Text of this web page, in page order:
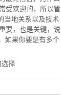
受欢迎的，所以管
当地关系以及技术
要，也是关键，说
如果你要是有多个
选择